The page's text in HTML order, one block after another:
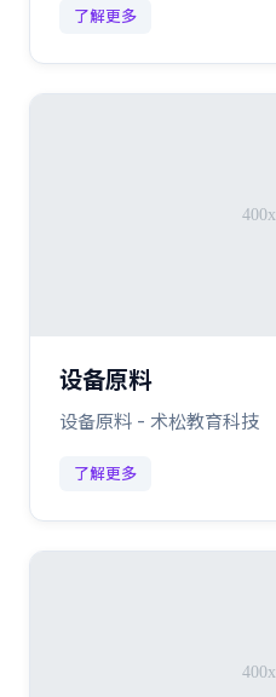
了解更多
设备原料
设备原料 - 术松教育科技
了解更多